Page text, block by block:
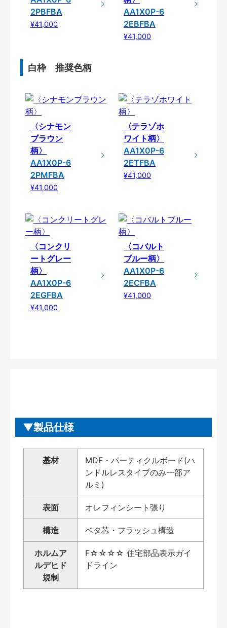
2PBFBA
¥41,000
AA1X0P-6
2EBFBA
¥41,000
白枠 推奨色柄
〈シナモン
ブラウン
柄〉
AA1X0P-6
2PMFBA
¥41,000
〈テラゾホ
ワイト柄〉
AA1X0P-6
2ETFBA
¥41,000
〈コンクリ
ートグレー
柄〉
AA1X0P-6
2EGFBA
¥41,000
〈コバルト
ブルー柄〉
AA1X0P-6
2ECFBA
¥41,000
製品仕様
基材
MDF・パーティクルボード(ハ
ンドルレスタイプのみ一部ア
ルミ)
表面 オレフィンシート張り
構造 ベタ芯・フラッシュ構造
ホルムア
ルデヒド
規制
F☆☆☆☆ 住宅部品表示ガイ
ドライン